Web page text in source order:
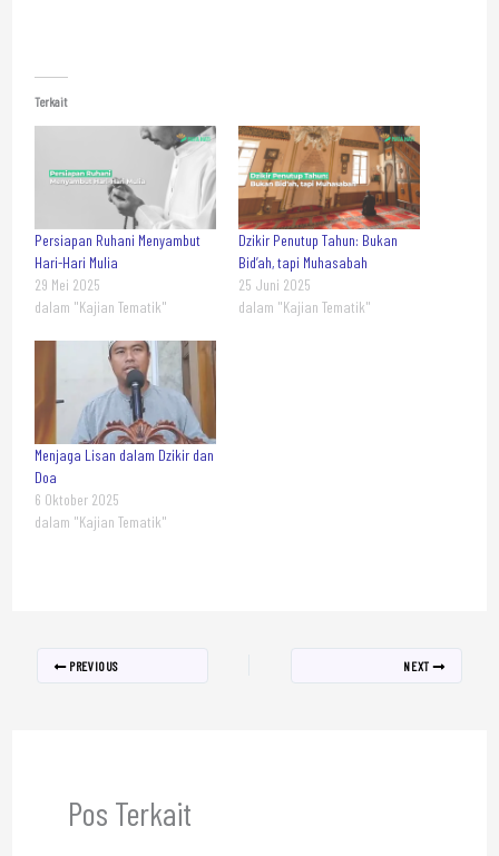
Terkait
Persiapan Ruhani Menyambut
Hari-Hari Mulia
29 Mei 2025
dalam "Kajian Tematik"
Dzikir Penutup Tahun: Bukan
Bid’ah, tapi Muhasabah
25 Juni 2025
dalam "Kajian Tematik"
Menjaga Lisan dalam Dzikir dan
Doa
6 Oktober 2025
dalam "Kajian Tematik"
PREVIOUS NEXT
Pos Terkait